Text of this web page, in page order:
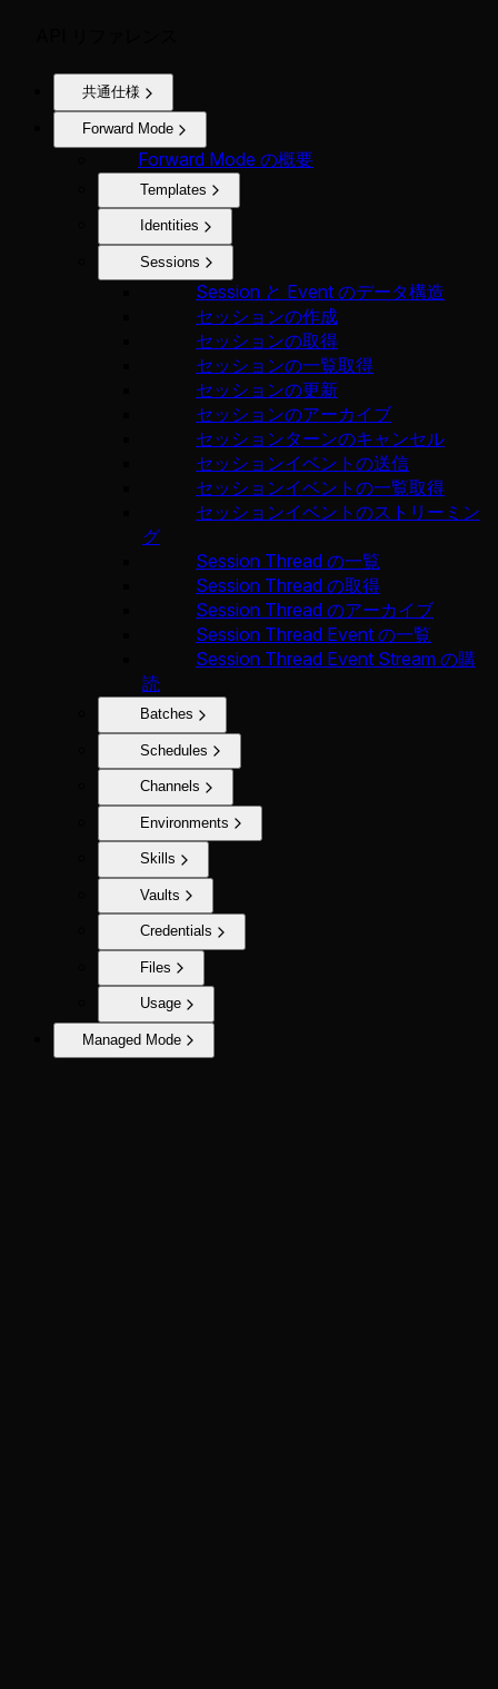
共通仕様
Forward Mode
Forward Mode の概要
Templates
Identities
Sessions
Session と Event のデータ構造
セッションの作成
セッションの取得
セッションの一覧取得
セッションの更新
セッションのアーカイブ
セッションターンのキャンセル
セッションイベントの送信
セッションイベントの一覧取得
セッションイベントのストリーミン
グ
Session Thread の一覧
Session Thread の取得
Session Thread のアーカイブ
Session Thread Event の一覧
Session Thread Event Stream の購
読
Batches
Schedules
Channels
Environments
Skills
Vaults
Credentials
Files
Usage
Managed Mode